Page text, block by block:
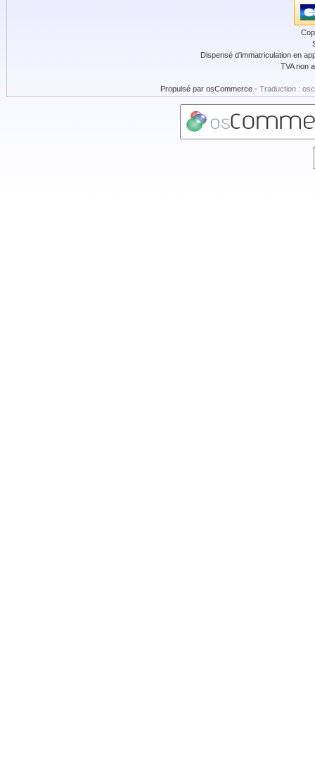
Dispensé d'immatriculation en
TVA non
Propulsé par osCommerce - Traduction :